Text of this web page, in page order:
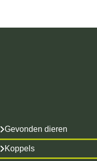
Gevonden dieren
Koppels